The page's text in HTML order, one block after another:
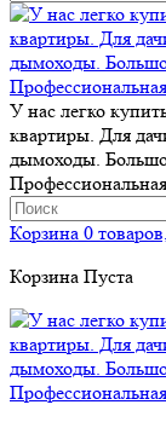
У нас легко
квартиры. Для
дымоходы.
Корзина 0
Корзина Пуста